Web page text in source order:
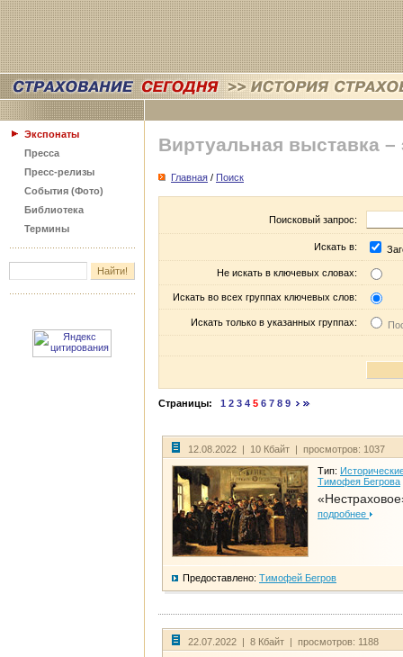
Экспонаты
Пресса
Пресс-релизы
События (Фото)
Библиотека
Термины
Виртуальная выставка –
Главная / Поиск
Поисковый запрос:
Искать в:
Не искать в ключевых словах:
Искать во всех группах ключевых слов:
Искать только в указанных группах:
Страницы: 1 2 3 4 5 6 7 8 9
12.08.2022 | 10 Кбайт | просмотров: 1037
Тип:
Тимофея Бегрова
подробнее
Предоставлено: Тимофей Бегров
22.07.2022 | 8 Кбайт | просмотров: 1188